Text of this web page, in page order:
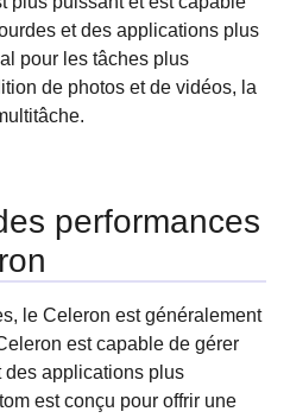
et des applications plus
pour les tâches plus
de photos et de vidéos, la
performances
le Celeron est généralement
est capable de gérer
des applications plus
est conçu pour offrir une